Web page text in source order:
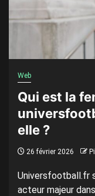
Web
Qui est la
elle ?
26 février 2026
Universfootball.fr
acteur majeur